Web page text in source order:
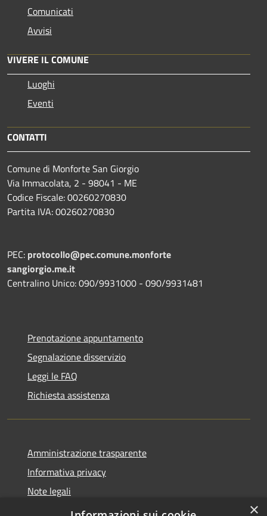
Comunicati
Avvisi
VIVERE IL COMUNE
Luoghi
Eventi
CONTATTI
Comune di Monforte San Giorgio
Via Immacolata, 2 - 98041 - ME
Codice Fiscale: 00260270830
Partita IVA: 00260270830
PEC: protocollo@pec.comune.monforte
sangiorgio.me.it
Centralino Unico: 090/9931000 - 090/9931481
Prenotazione appuntamento
Segnalazione disservizio
Leggi le FAQ
Richiesta assistenza
Amministrazione trasparente
Informativa privacy
Note legali
Dichiarazione di accessibilità
×